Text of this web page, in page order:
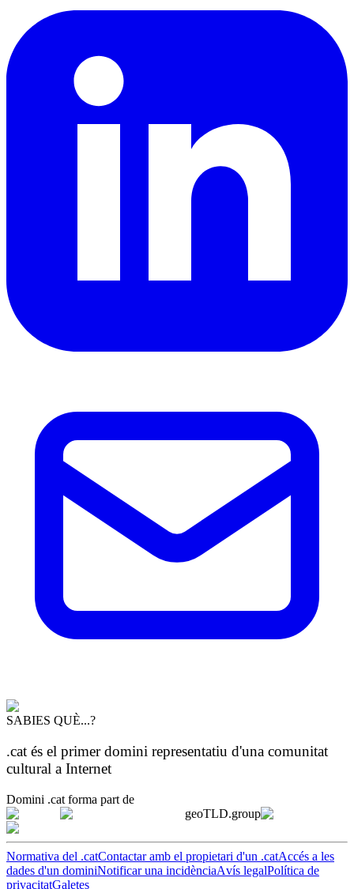
SABIES QUÈ...?
.cat és el primer domini representatiu d'una comunitat
cultural a Internet
Domini .cat forma part de
geoTLD.group
Normativa del .catContactar amb el propietari d'un .catAccés a les
dades d'un dominiNotificar una incidènciaAvís legalPolítica de
privacitatGaletes